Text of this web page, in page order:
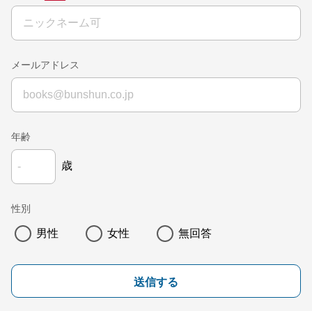
メールアドレス
年齢
歳
性別
男性 女性 無回答
送信する